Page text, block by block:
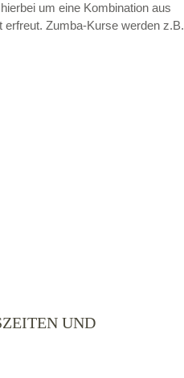
um eine Kombination aus
Zumba-Kurse werden z.B.
UND